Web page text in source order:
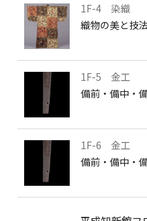
1F-4 染織
織物の美と技法
1F-5 金工
備前・備中・
1F-6 金工
備前・備中・